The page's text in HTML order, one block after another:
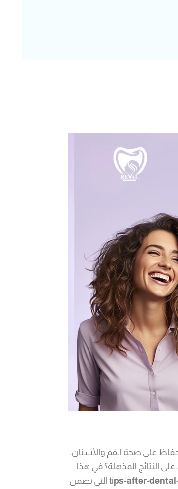
على صحة الفم والأسنان.
النتائج المذهلة؟ في هذا
tips-after- التي تضمن